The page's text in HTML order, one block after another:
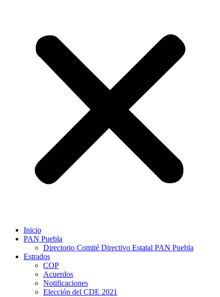
Inicio
PAN Puebla
Directorio Comité Directivo Estatal PAN Puebla
Estrados
COP
Acuerdos
Notificaciones
Elección del CDE 2021